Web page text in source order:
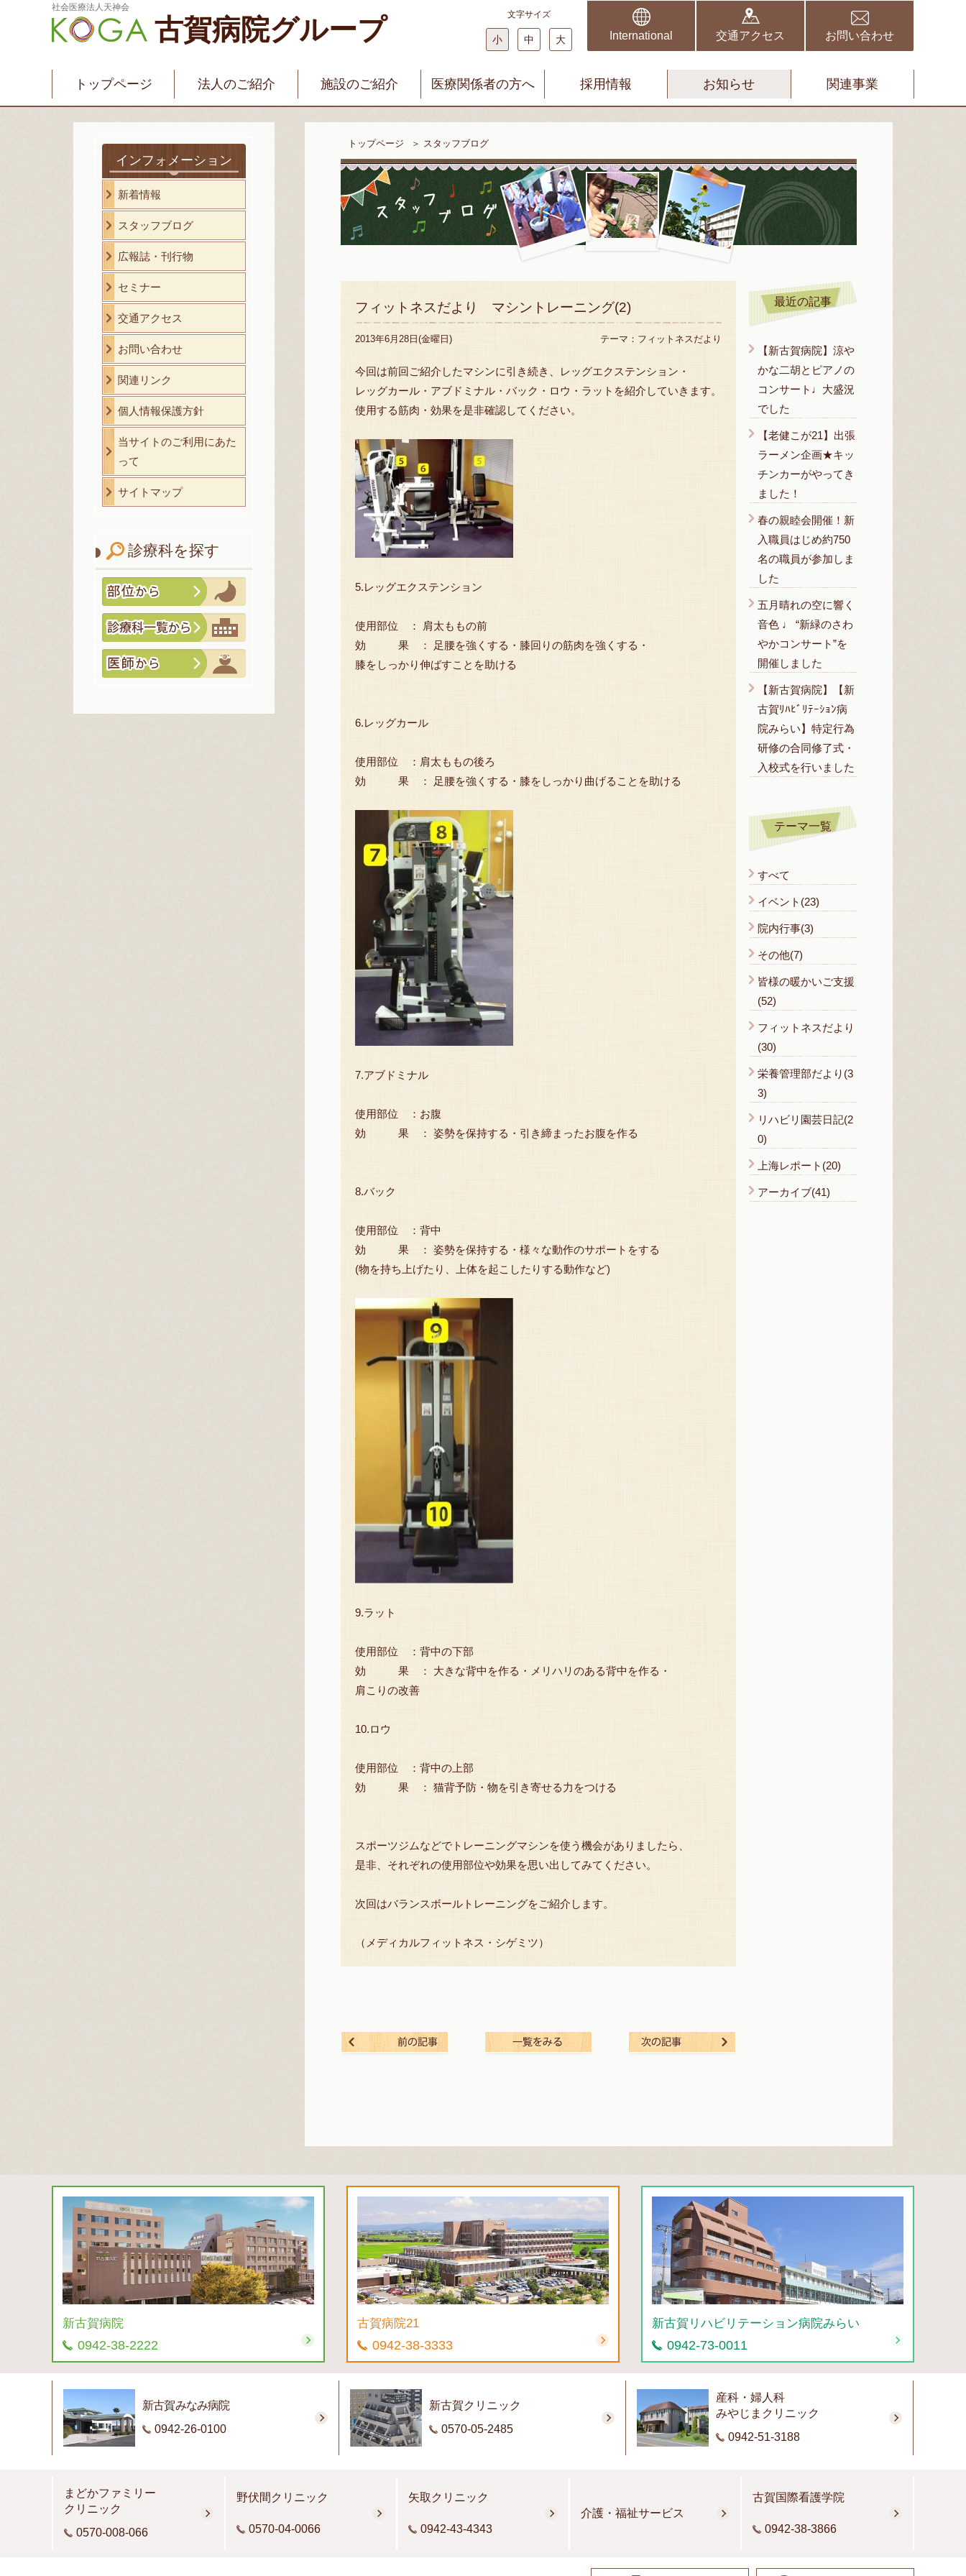
社会医療法人天神会
古賀病院グループ 文字サイズ
小 中 大 International 交通アクセス お問い合わせ
トップページ 法人のご紹介 施設のご紹介
新古賀みなみ病院 新古賀クリニック 産科・婦人科 みやじまクリニック まどかファミリークリニック 野伏間クリニック
矢取クリニック
介護・福祉サービス
古賀国際看護学院
医療関係者の方へ 採用情報 お知らせ 関連事業
インフォメーション
新着情報
スタッフブログ
広報誌・刊行物
セミナー
交通アクセス
お問い合わせ
関連リンク
個人情報保護方針
当サイトのご利用にあた
って
サイトマップ
診療科を探す
トップページ ＞ スタッフブログ
フィットネスだより マシントレーニング(2)
2013年6月28日(金曜日) テーマ： フィットネスだより
今回は前回ご紹介したマシンに引き続き、レッグエクステンション・
レッグカール・アブドミナル・バック・ロウ・ラットを紹介していきます。
使用する筋肉・効果を是非確認してください。
5.レッグエクステンション
使用部位 ： 肩太ももの前
効 果 ： 足腰を強くする・膝回りの筋肉を強くする・
膝をしっかり伸ばすことを助ける
6.レッグカール
使用部位 ：肩太ももの後ろ
効 果 ： 足腰を強くする・膝をしっかり曲げることを助ける
7.アブドミナル
使用部位 ：お腹
効 果 ： 姿勢を保持する・引き締まったお腹を作る
8.バック
使用部位 ：背中
効 果 ： 姿勢を保持する・様々な動作のサポートをする
(物を持ち上げたり、上体を起こしたりする動作など)
9.ラット
使用部位 ：背中の下部
効 果 ： 大きな背中を作る・メリハリのある背中を作る・
肩こりの改善
10.ロウ
使用部位 ：背中の上部
効 果 ： 猫背予防・物を引き寄せる力をつける
スポーツジムなどでトレーニングマシンを使う機会がありましたら、
是非、それぞれの使用部位や効果を思い出してみてください。
次回はバランスボールトレーニングをご紹介します。
（メディカルフィットネス・シゲミツ）
一覧を見る
最近の記事
【新古賀病院】涼や
かな二胡とピアノの
コンサート♩大盛況
でした
【老健こが21】出張
ラーメン企画★キッ
チンカーがやってき
ました！
春の親睦会開催！新
入職員はじめ約750
名の職員が参加しま
した
五月晴れの空に響く
音色 ♩ “新緑のさわ
やかコンサート”を
開催しました
【新古賀病院】【新
古賀ﾘﾊﾋﾞﾘﾃｰｼｮﾝ病
院みらい】特定行為
研修の合同修了式・
入校式を行いました
テーマ一覧
すべて
イベント(23)
院内行事(3)
その他(7)
皆様の暖かいご支援
(52)
フィットネスだより
(30)
栄養管理部だより(3
3)
リハビリ園芸日記(2
0)
上海レポート(20)
アーカイブ(41)
新古賀病院
0942-38-2222
古賀病院21
0942-38-3333
新古賀リハビリテーション病院みらい
0942-73-0011
新古賀みなみ病院
0942-26-0100
新古賀クリニック
0570-05-2485
産科・婦人科
みやじまクリニック
0942-51-3188
まどかファミリー
クリニック
0570-008-066
野伏間クリニック
0570-04-0066
矢取クリニック
0942-43-4343
介護・福祉サービス
古賀国際看護学院
0942-38-3866